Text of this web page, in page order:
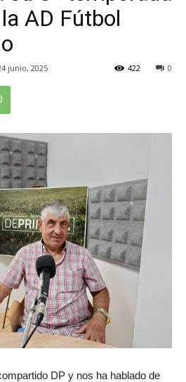
AD Fútbol
junio, 2025 0
422
DP y nos ha hablado de